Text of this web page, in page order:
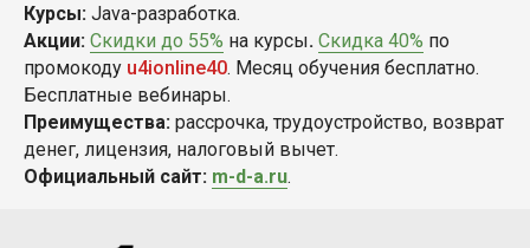
Курсы: Java-разработка.
Акции: Скидки до 55% на курсы. Скидка 40% по
промокоду u4ionline40. Месяц обучения бесплатно.
Бесплатные вебинары.
Преимущества: рассрочка, трудоустройство, возврат
денег, лицензия, налоговый вычет.
Официальный сайт: m-d-a.ru.